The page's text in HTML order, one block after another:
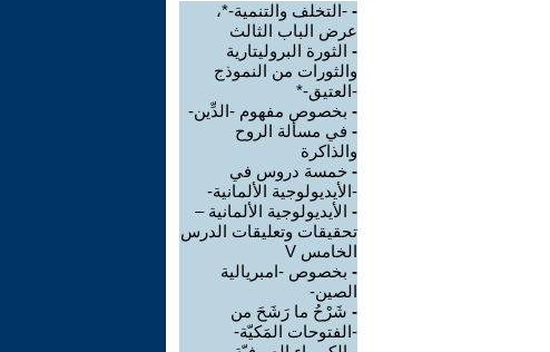
- -التخلف والتنمية-*،
عرض الباب الثالث
- الثورة البروليتارية
والثورات من النموذج
-العتيق-*
- بخصوص مفهوم -الدِّين-
- في مسألة الروح
والذاكرة
- خمسة دروس في
-الأيديولوجية الألمانية-
- الأيديولوجية الألمانية –
تحقيقات وتعليقات الدرس
الخامس V
- بخصوص -امبريالية
الصين-
- شَرْحُ ما رَشَحَ من
-الفتوحات المَكيّة-